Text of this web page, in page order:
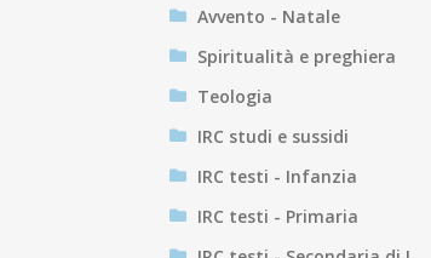
Avvento - Natale
Spiritualità e preghiera
Teologia
IRC studi e sussidi
IRC testi - Infanzia
IRC testi - Primaria